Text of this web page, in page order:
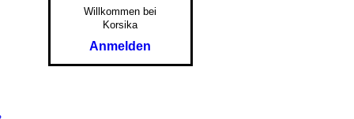
Willkommen bei
Korsika
Anmelden